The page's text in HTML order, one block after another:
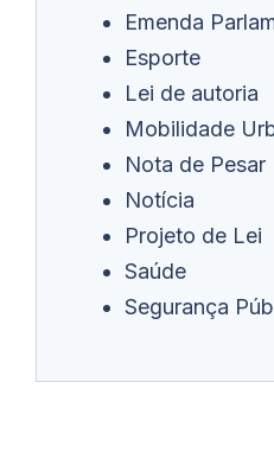
Emenda
Esporte
Lei de autoria
Mobilidade
Nota de Pesar
Notícia
Projeto de Lei
Saúde
Segurança